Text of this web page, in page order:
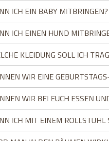
ICH EIN BABY MITBRINGEN?
ICH EINEN HUND
KLEIDUNG SOLL ICH
WIR EINE
WIR BEI EUCH ESSEN
ICH MIT EINEM ROLLSTUHL